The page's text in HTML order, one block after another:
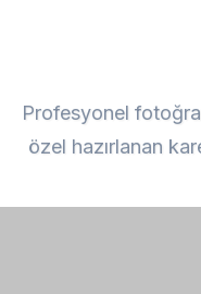
Profesyonel
özel hazırlanan